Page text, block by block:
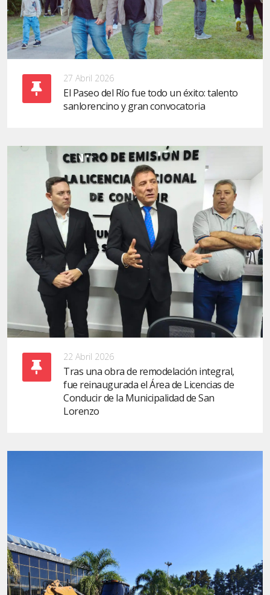
27 Abril 2026
El Paseo del Río fue todo un éxito: talento
sanlorencino y gran convocatoria
22 Abril 2026
Tras una obra de remodelación integral,
fue reinaugurada el Área de Licencias de
Conducir de la Municipalidad de San
Lorenzo